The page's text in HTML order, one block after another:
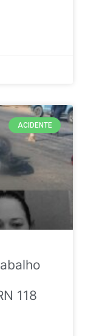
ACIDENTE
118